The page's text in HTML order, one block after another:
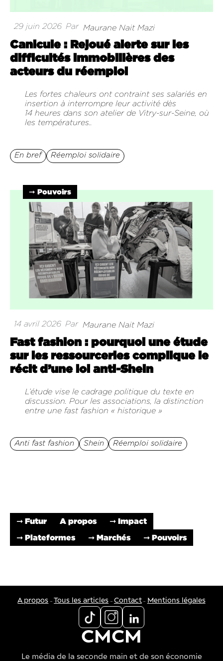
29 juin 2026 Par Maurane Nait Mazi
Canicule : Rejoué alerte sur les
difficultés immobilières des
acteurs du réemploi
Les fortes chaleurs ont contraint ses salariés en
insertion à interrompre leur activité dès
14 heures dans son atelier de Vitry-sur-Seine, où
les températures..
En bref Réemploi solidaire
➞ Pouvoirs
14 avril 2026 Par Maurane Nait Mazi
Fast fashion : pourquoi une étude
sur les ressourceries complique le
récit d’une loi anti-Shein
L’étude vise le cadrage politique du texte en
discussion. Pour les associations, la distinction
entre une fast fashion « historique »
Anti fast fashion Shein Réemploi solidaire
➞ Futur A propos
➞ Impact
➞ Plateformes
➞ Marchés ➞ Pouvoirs
A propos - Tous les articles - Contact - Mentions légales
CMCM
Le média de la seconde main et de son économie